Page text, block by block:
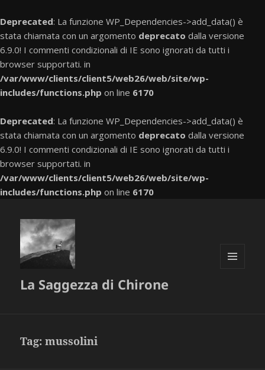
Deprecated: La funzione WP_Dependencies->add_data() è
stata chiamata con un argomento deprecato dalla versione
6.9.0! I commenti condizionali di IE sono ignorati da tutti i
browser supportati. in
/var/www/clients/client5/web26/web/site/wp-
includes/functions.php on line 6170
Deprecated: La funzione WP_Dependencies->add_data() è
stata chiamata con un argomento deprecato dalla versione
6.9.0! I commenti condizionali di IE sono ignorati da tutti i
browser supportati. in
/var/www/clients/client5/web26/web/site/wp-
includes/functions.php on line 6170
La Saggezza di Chirone
Tag:mussolini